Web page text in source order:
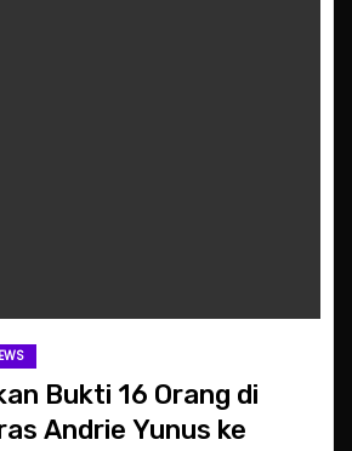
Bukti 16 Orang di
Andrie Yunus ke